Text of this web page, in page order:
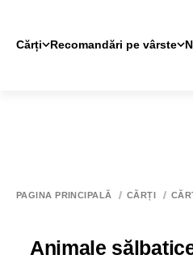
Cărți Recomandări pe vârste
PAGINA PRINCIPALĂ CĂRȚI
Animale